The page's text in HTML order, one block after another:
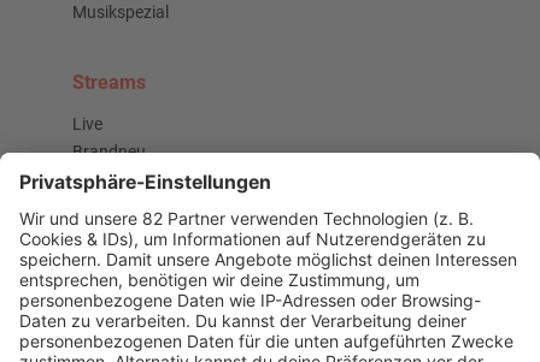
Musikspezial
Streams
Live
Brandneu
Buzz Beat Boutique
Country
Chartbuster der Woche
Der beste Rockpop reloaded
Deutsch
Deutschrap Klassiker
EDM Dancefloor